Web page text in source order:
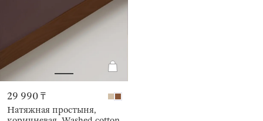
29 990 ₸
Натяжная простыня,